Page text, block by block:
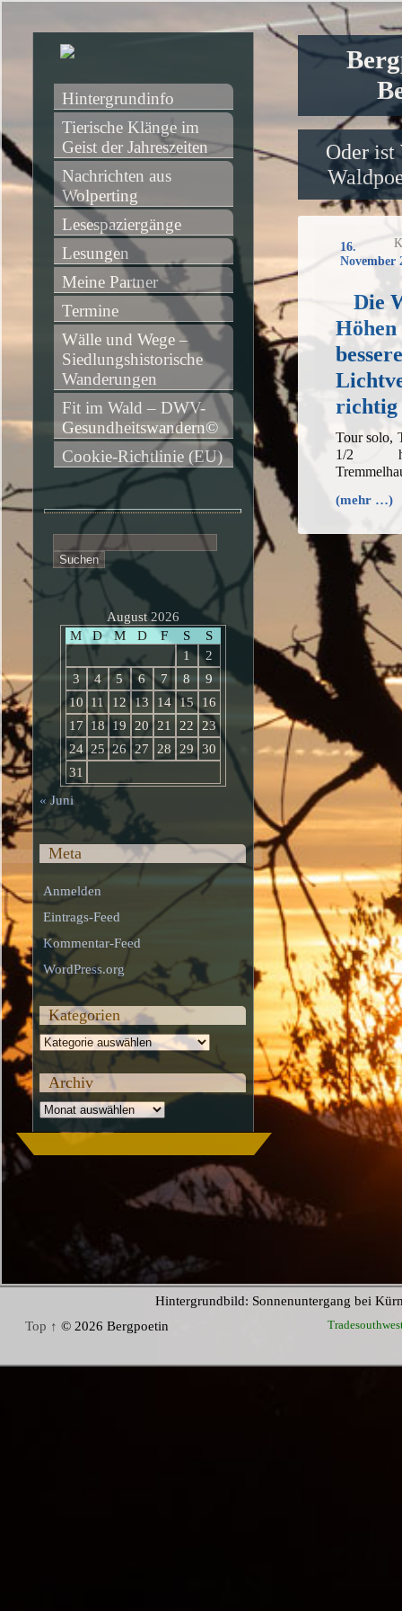
Oder ist
16.
November
Die
Höhen
richtig
Tour solo,
1/2 h,
(mehr …)
Hintergrundinfo
Tierische Klänge im
Geist der Jahreszeiten
Nachrichten aus
Wolperting
Lesespaziergänge
Lesungen
Meine Partner
Termine
Wälle und Wege –
Siedlungshistorische
Wanderungen
Fit im Wald – DWV-
Gesundheitswandern©
Cookie-Richtlinie (EU)
nach:
August 2026
M
D M D F S
S
1
2
3
4 5 6 7 8
9
10
11 12 13 14 15
16
17
18 19 20 21 22
23
24 25 26 27 28 29
30
31
« Juni
Meta
Anmelden
Eintrags-Feed
Kommentar-Feed
WordPress.org
Kategorien
Kategorien
Archiv
Archiv
Hintergrundbild: Sonnenuntergang bei
Top ↑ © 2026 Bergpoetin